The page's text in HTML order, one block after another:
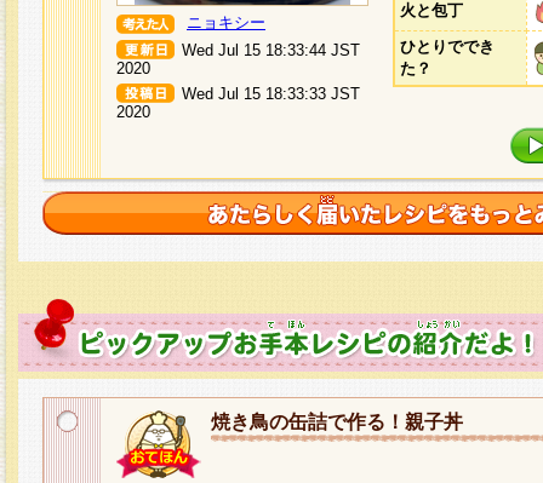
ニョキシー
Wed Jul 15 18:33:44 JST
2020
Wed Jul 15 18:33:33 JST
2020
火と包丁
ひとりででき
た？
焼き鳥の缶詰で作る！親子丼